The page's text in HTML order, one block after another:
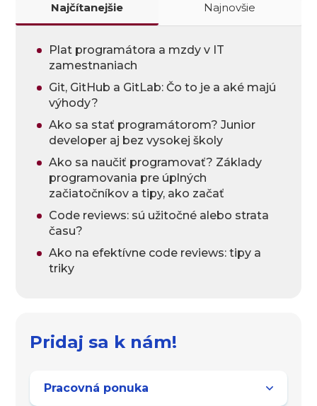
Najčítanejšie Najnovšie
Plat programátora a mzdy v IT
zamestnaniach
Git, GitHub a GitLab: Čo to je a aké majú
výhody?
Ako sa stať programátorom? Junior
developer aj bez vysokej školy
Ako sa naučiť programovať? Základy
programovania pre úplných
začiatočníkov a tipy, ako začať
Code reviews: sú užitočné alebo strata
času?
Ako na efektívne code reviews: tipy a
triky
Pridaj sa k nám!